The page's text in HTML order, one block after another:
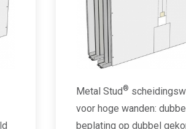
Metal Stud®
voor hoge wanden:
beplating op dubbel